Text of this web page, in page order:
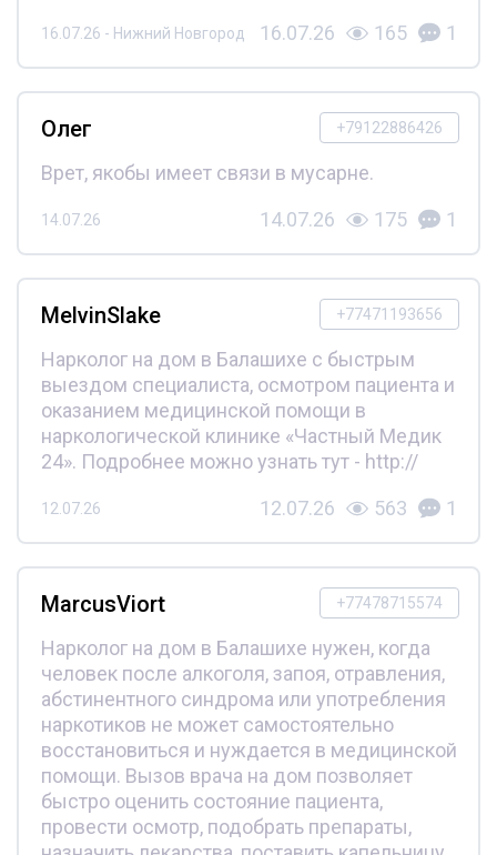
16.07.26 - Нижний Новгород 16.07.26 165 1
+79122886426
Олег
Врет, якобы имеет связи в мусарне.
14.07.26 14.07.26 175 1
+77471193656
MelvinSlake
Нарколог на дом в Балашихе с быстрым
выездом специалиста, осмотром пациента и
оказанием медицинской помощи в
наркологической клинике «Частный Медик
24». Подробнее можно узнать тут - http://
12.07.26 12.07.26 563 1
+77478715574
MarcusViort
Нарколог на дом в Балашихе нужен, когда
человек после алкоголя, запоя, отравления,
абстинентного синдрома или употребления
наркотиков не может самостоятельно
восстановиться и нуждается в медицинской
помощи. Вызов врача на дом позволяет
быстро оценить состояние пациента,
провести осмотр, подобрать препараты,